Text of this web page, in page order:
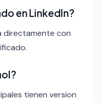
en LinkedIn?
directamente con
tienen version